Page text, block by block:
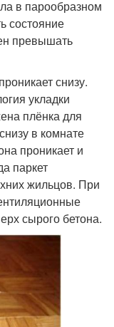
в парообразном
состояние
превышать
снизу.
укладки
плёнка для
в комнате
проникает и
паркет
жильцов. При
сырого бетона.